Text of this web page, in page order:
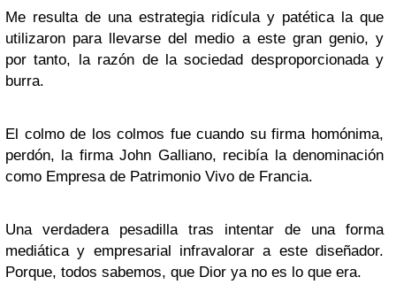
Me resulta de una estrategia ridícula y patética la que
utilizaron para llevarse del medio a este gran genio, y
por tanto, la razón de la sociedad desproporcionada y
burra.
El colmo de los colmos fue cuando su firma homónima,
perdón, la firma John Galliano, recibía la denominación
como Empresa de Patrimonio Vivo de Francia.
Una verdadera pesadilla tras intentar de una forma
mediática y empresarial infravalorar a este diseñador.
Porque, todos sabemos, que Dior ya no es lo que era.